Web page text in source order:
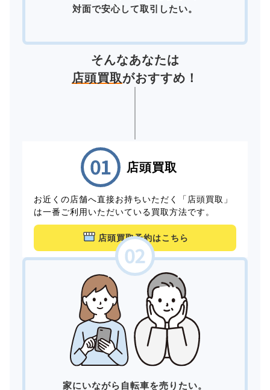
対面で安心して取引したい。
そんなあなたは
店頭買取がおすすめ！
店頭買取
お近くの店舗へ直接お持ちいただく「店頭買取」
は一番ご利用いただいている買取方法です。
店頭買取予約はこちら
家にいながら自転車を売りたい。